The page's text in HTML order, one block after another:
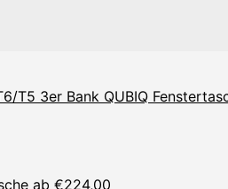
QUBIQ
ab €224,00